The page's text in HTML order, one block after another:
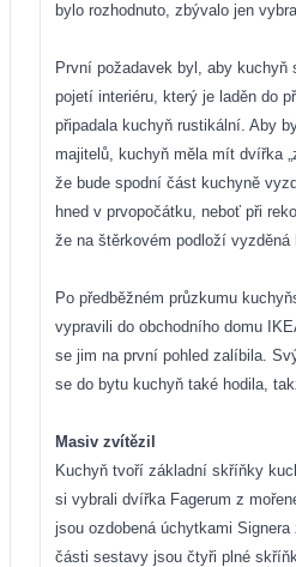
bylo rozhodnuto, zbývalo jen
První požadavek byl, aby kuchyň
pojetí interiéru, který je laděn do
připadala kuchyň rustikální. Aby
majitelů, kuchyň měla mít dvířka
že bude spodní část kuchyně
hned v prvopočátku, neboť při
že na štěrkovém podloží vyzděná
Po předběžném průzkumu
vypravili do obchodního domu
se jim na první pohled zalíbila.
se do bytu kuchyň také hodila,
Masiv zvítězil
Kuchyň tvoří základní skříňky
si vybrali dvířka Fagerum z
jsou ozdobená úchytkami
části sestavy jsou čtyři plné